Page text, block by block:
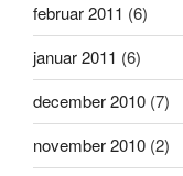
februar 2011 (6)
januar 2011 (6)
december 2010 (7)
november 2010 (2)